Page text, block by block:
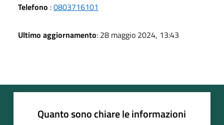
Telefono :0803716101
Ultimo aggiornamento: 28 maggio 2024, 13:43
Quanto sono chiare le informazioni